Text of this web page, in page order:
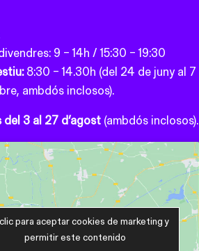
9 – 14h / 15:30 – 19:30
8:30 – 14.30h (del 24 de juny al 7
ambdós inclosos).
del 3 al 27 d’agost (ambdós inclosos).
para aceptar cookies de marketing y
permitir este contenido